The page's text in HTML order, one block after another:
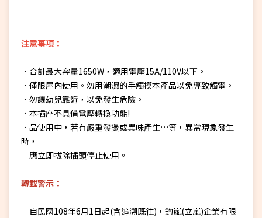
注意事項：
．合計最大容量1650W，適用電壓15A/110V以下。
．僅限屋內使用。勿用潮濕的手觸摸本產品以免導致觸電。
．勿讓幼兒靠近，以免發生危險。
．本插座不具備電壓轉換功能!
．品使用中，若有嚴重發燙或異味產生…等，異常現象發生
時，
應立即拔除插頭停止使用。
轉載警示：
自民國108年6月1日起(含追溯既往)，鈞嵐(立嵐)企業有限